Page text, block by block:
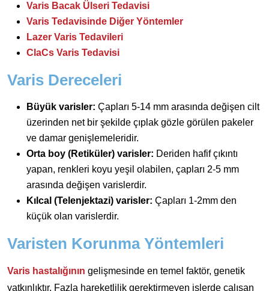
Varis Bacak Ülseri Tedavisi
Varis Tedavisinde Diğer Yöntemler
Lazer Varis Tedavileri
ClaCs Varis Tedavisi
Varis Dereceleri
Büyük varisler: Çapları 5-14 mm arasında değişen cilt
üzerinden net bir şekilde çıplak gözle görülen pakeler
ve damar genişlemeleridir.
Orta boy (Retiküler) varisler: Deriden hafif çıkıntı
yapan, renkleri koyu yeşil olabilen, çapları 2-5 mm
arasında değişen varislerdir.
Kılcal (Telenjektazi) varisler: Çapları 1-2mm den
küçük olan varislerdir.
Varisten Korunma Yöntemleri
Varis hastalığının gelişmesinde en temel faktör, genetik
yatkınlıktır. Fazla hareketlilik gerektirmeyen işlerde çalışan